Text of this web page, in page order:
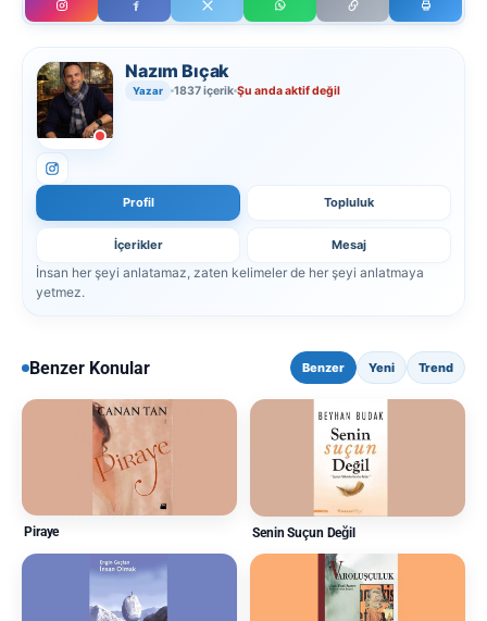
Nazım Bıçak
Yazar 1837 içerik Şu anda aktif değil
Profil Topluluk
İçerikler Mesaj
İnsan her şeyi anlatamaz, zaten kelimeler de her şeyi anlatmaya
yetmez.
Benzer Konular Benzer Yeni Trend
Piraye Senin Suçun Değil